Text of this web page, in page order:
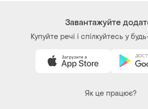
Завантажуйте
Купуйте речі і спілкуйтесь у
Як це працює?